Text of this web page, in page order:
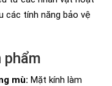
các tính năng bảo vệ
phẩm
mù: Mặt kính làm